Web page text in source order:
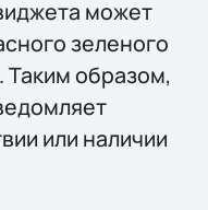
может
зеленого
Таким образом,
или наличии